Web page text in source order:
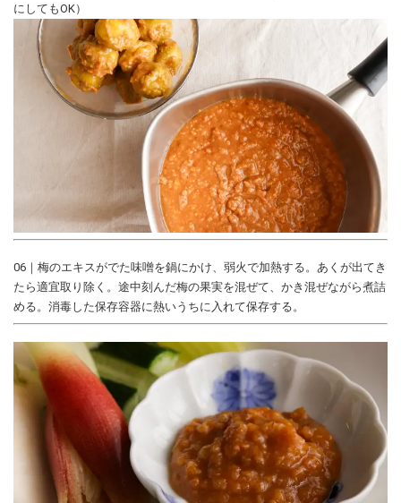
にしてもOK）
06｜梅のエキスがでた味噌を鍋にかけ、弱火で加熱する。あくが出てき
たら適宜取り除く。途中刻んだ梅の果実を混ぜて、かき混ぜながら煮詰
める。消毒した保存容器に熱いうちに入れて保存する。